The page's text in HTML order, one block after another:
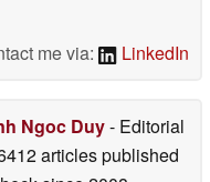
me via:
LinkedIn
Ngoc Duy- Editorial
articles published